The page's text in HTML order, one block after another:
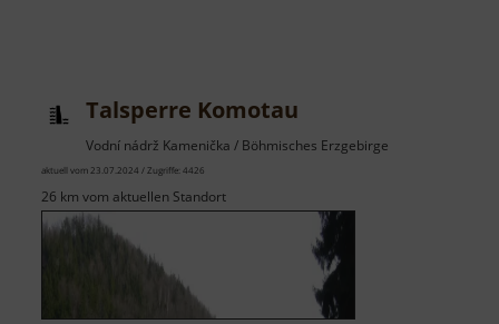
Talsperre Komotau
Vodní nádrž Kamenička / Böhmisches Erzgebirge
aktuell vom 23.07.2024 / Zugriffe: 4426
26 km vom aktuellen Standort